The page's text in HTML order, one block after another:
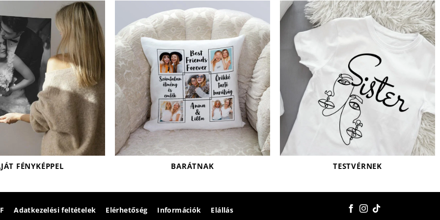
FÉNYKÉPPEL BARÁTNAK TESTVÉRNEK
Adatkezelési feltételek Elérhetőség Információk Elállás